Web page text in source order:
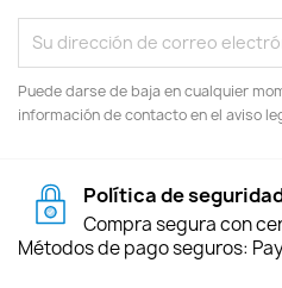
Puede darse de baja en cualquier
información de contacto en el aviso
Política de
Compra segura con
Métodos de pago seguros: